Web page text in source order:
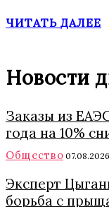
ЧИТАТЬ ДАЛЕЕ
Новости
Заказы из
года на 10%
Общество
Эксперт
борьба с